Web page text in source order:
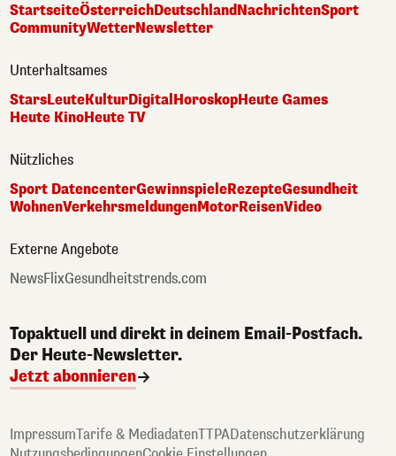
StartseiteÖsterreichDeutschlandNachrichtenSport
CommunityWetterNewsletter
Unterhaltsames
StarsLeuteKulturDigital HoroskopHeute Games
Heute KinoHeute TV
Nützliches
Sport DatencenterGewinnspieleRezepteGesundheit
WohnenVerkehrsmeldungenMotorReisenVideo
Externe Angebote
NewsFlixGesundheitstrends.com
Topaktuell und direkt in deinem Email-Postfach.
Der Heute-Newsletter.
Jetzt abonnieren
ImpressumTarife & MediadatenTTPADatenschutzerklärung